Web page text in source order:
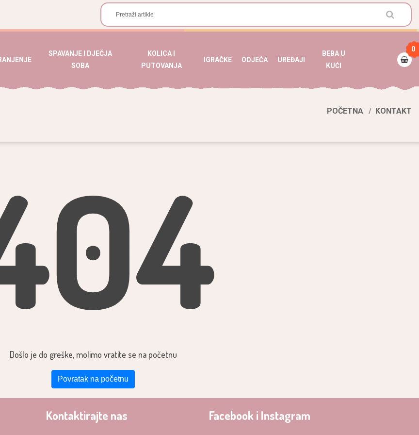
SPAVANJE I DJEČJA
SOBA
KOLICA I
PUTOVANJA
IGRAČKE ODJEĆA UREĐAJI
BEBA U
KUĆI
0
POČETNA KONTAKT
Došlo je do greške, molimo vratite se na početnu
Povratak na početnu
Kontaktirajte nas Facebook i Instagram